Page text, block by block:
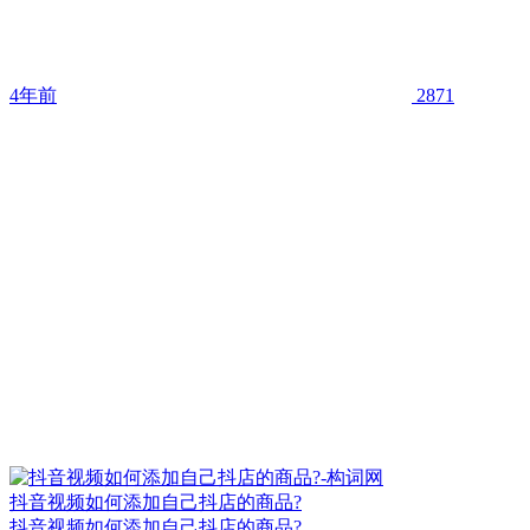
4年前 2871
抖音视频如何添加自己抖店的商品?